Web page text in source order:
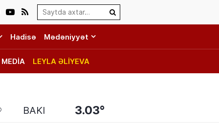
Search…
Hadisə Mədəniyyət
MEDİA LEYLA ƏLİYEVA
BAKI 3.03°